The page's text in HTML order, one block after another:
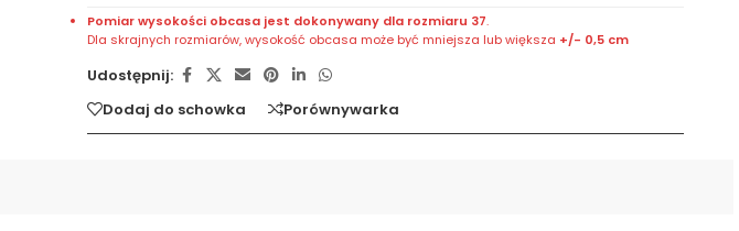
Pomiar wysokości obcasa jest dokonywany dla rozmiaru 37.
Dla skrajnych rozmiarów, wysokość obcasa może być mniejsza lub większa +/- 0,5 cm
Udostępnij:
Dodaj do schowka
Porównywarka